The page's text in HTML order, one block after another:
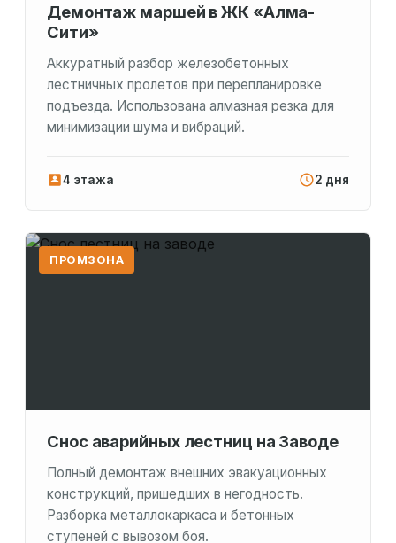
Демонтаж маршей в ЖК «Алма-
Сити»
Аккуратный разбор железобетонных
лестничных пролетов при перепланировке
подъезда. Использована алмазная резка для
минимизации шума и вибраций.
4 этажа 2 дня
ПРОМЗОНА
Снос аварийных лестниц на Заводе
Полный демонтаж внешних эвакуационных
конструкций, пришедших в негодность.
Разборка металлокаркаса и бетонных
ступеней с вывозом боя.